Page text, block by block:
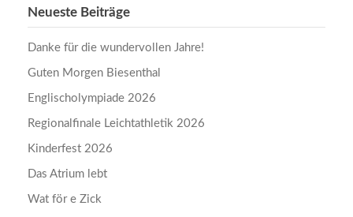
Neueste Beiträge
Danke für die wundervollen Jahre!
Guten Morgen Biesenthal
Englischolympiade 2026
Regionalfinale Leichtathletik 2026
Kinderfest 2026
Das Atrium lebt
Wat för e Zick